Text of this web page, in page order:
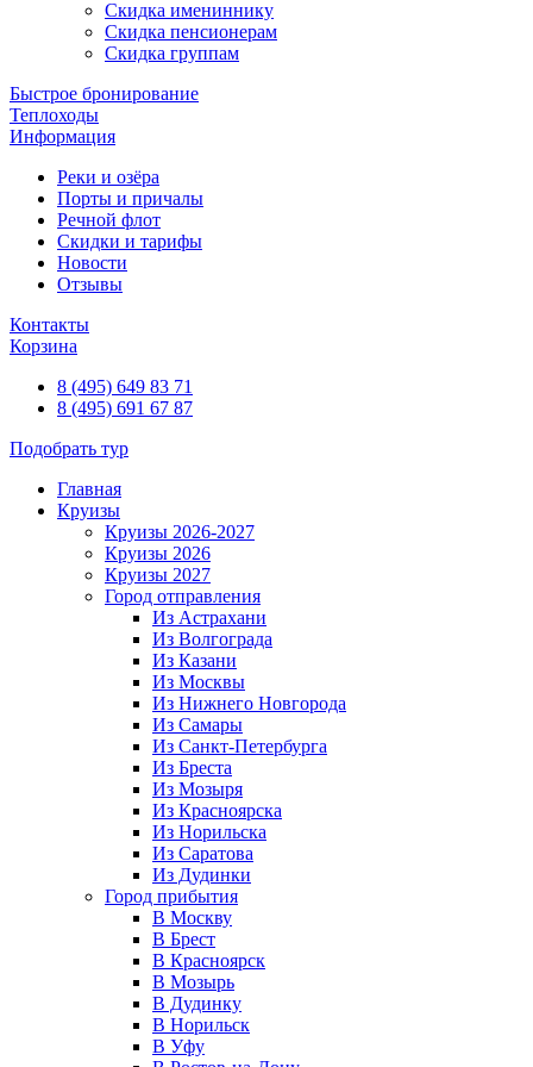
Скидка имениннику
Скидка пенсионерам
Скидка группам
Быстрое бронирование
Теплоходы
Информация
Реки и озёра
Порты и причалы
Речной флот
Скидки и тарифы
Новости
Отзывы
Контакты
Корзина
8 (495) 649 83 71
8 (495) 691 67 87
Подобрать тур
Главная
Круизы
Круизы 2026-2027
Круизы 2026
Круизы 2027
Город отправления
Из Астрахани
Из Волгограда
Из Казани
Из Москвы
Из Нижнего Новгорода
Из Самары
Из Санкт-Петербурга
Из Бреста
Из Мозыря
Из Красноярска
Из Норильска
Из Саратова
Из Дудинки
Город прибытия
В Москву
В Брест
В Красноярск
В Мозырь
В Дудинку
В Норильск
В Уфу